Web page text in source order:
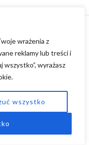
wrażenia z
reklamy lub treści i
wszystko”, wyrażasz
wszystko